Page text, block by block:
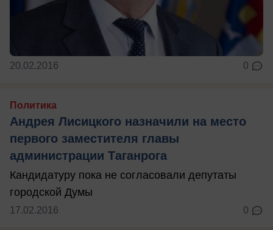
20.02.2016 0
Политика
Андрея Лисицкого назначили на место
первого заместителя главы
администрации Таганрога
Кандидатуру пока не согласовали депутаты
городской Думы
17.02.2016 0